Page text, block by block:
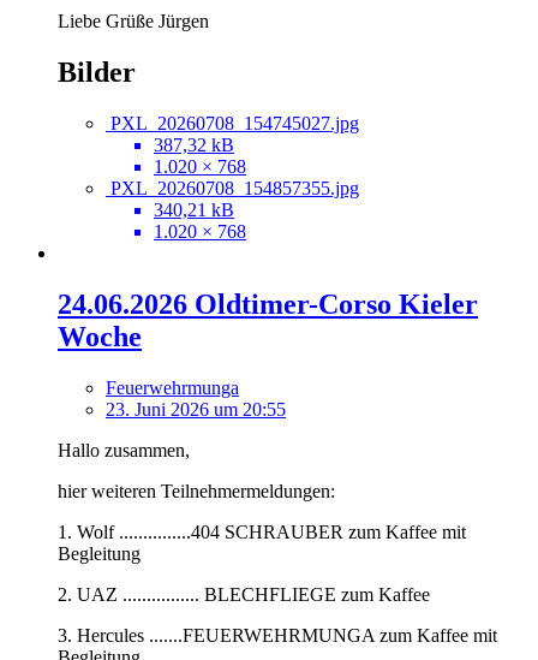
Liebe Grüße Jürgen
Bilder
PXL_20260708_154745027.jpg
387,32 kB
1.020 × 768
PXL_20260708_154857355.jpg
340,21 kB
1.020 × 768
24.06.2026 Oldtimer-Corso Kieler
Woche
Feuerwehrmunga
23. Juni 2026 um 20:55
Hallo zusammen,
hier weiteren Teilnehmermeldungen:
1. Wolf ...............404 SCHRAUBER zum Kaffee mit
Begleitung
2. UAZ ................ BLECHFLIEGE zum Kaffee
3. Hercules .......FEUERWEHRMUNGA zum Kaffee mit